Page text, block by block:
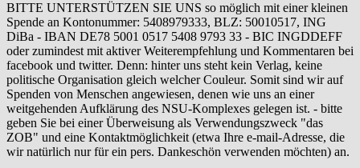
BITTE UNTERSTÜTZEN SIE UNS so möglich mit einer kleinen
Spende an Kontonummer: 5408979333, BLZ: 50010517, ING
DiBa - IBAN DE78 5001 0517 5408 9793 33 - BIC INGDDEFF
oder zumindest mit aktiver Weiterempfehlung und Kommentaren bei
facebook und twitter. Denn: hinter uns steht kein Verlag, keine
politische Organisation gleich welcher Couleur. Somit sind wir auf
Spenden von Menschen angewiesen, denen wie uns an einer
weitgehenden Aufklärung des NSU-Komplexes gelegen ist. - bitte
geben Sie bei einer Überweisung als Verwendungszweck "das
ZOB" und eine Kontaktmöglichkeit (etwa Ihre e-mail-Adresse, die
wir natürlich nur für ein pers. Dankeschön verwenden möchten) an.